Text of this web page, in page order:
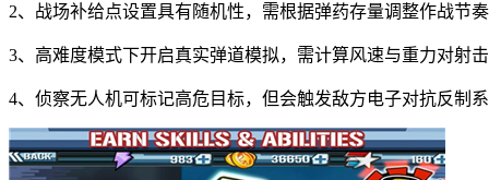
2、战场补给点设置具有随机性，需根据弹药存量调整作战节奏
3、高难度模式下开启真实弹道模拟，需计算风速与重力对射
4、侦察无人机可标记高危目标，但会触发敌方电子对抗反制